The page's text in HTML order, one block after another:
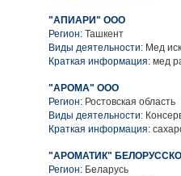
"АПИАРИ" ООО
Регион: Ташкент
Виды деятельности: Мед
Краткая информация: мед
"АРОМА" ООО
Регион: Ростовская область
Виды деятельности:
Краткая информация:
"АРОМАТИК"
Регион: Беларусь